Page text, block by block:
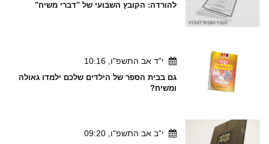
להורדה: הקובץ השבועי של "דברי משיח"
י"ד אב התשפ"ו, 10:16
גם בבית הספר של הילדים שלכם ילמדו גאולה
ומשיח?
י"ב אב התשפ"ו, 09:20